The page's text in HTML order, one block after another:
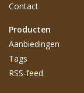
Contact
Producten
Aanbiedingen
Tags
RSS-feed